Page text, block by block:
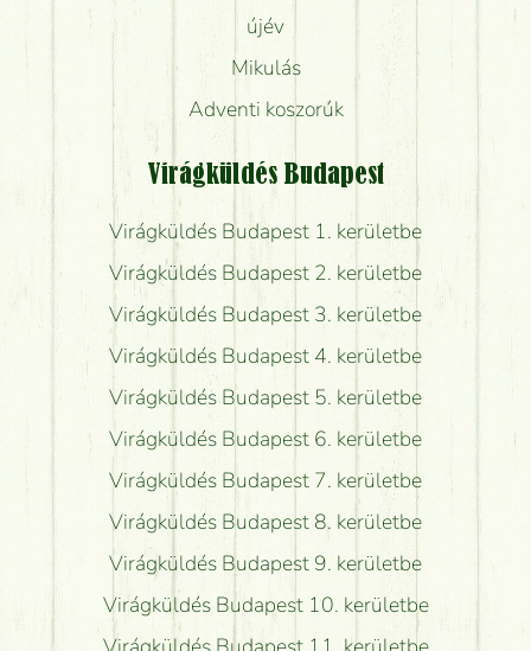
újév
Mikulás
Adventi koszorúk
Virágküldés Budapest
Virágküldés Budapest 1. kerületbe
Virágküldés Budapest 2. kerületbe
Virágküldés Budapest 3. kerületbe
Virágküldés Budapest 4. kerületbe
Virágküldés Budapest 5. kerületbe
Virágküldés Budapest 6. kerületbe
Virágküldés Budapest 7. kerületbe
Virágküldés Budapest 8. kerületbe
Virágküldés Budapest 9. kerületbe
Virágküldés Budapest 10. kerületbe